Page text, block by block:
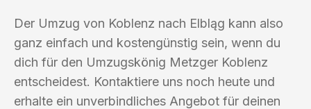
Der Umzug von Koblenz nach Elbląg kann also
ganz einfach und kostengünstig sein, wenn du
dich für den Umzugskönig Metzger Koblenz
entscheidest. Kontaktiere uns noch heute und
erhalte ein unverbindliches Angebot für deinen